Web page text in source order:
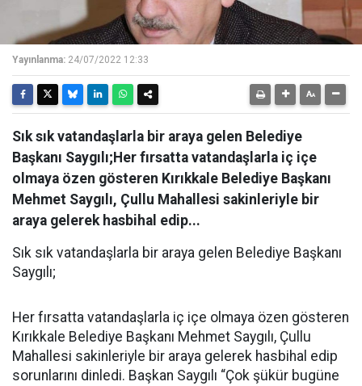
Yayınlanma: 24/07/2022 12:33
Sık sık vatandaşlarla bir araya gelen Belediye
Başkanı Saygılı;Her fırsatta vatandaşlarla iç içe
olmaya özen gösteren Kırıkkale Belediye Başkanı
Mehmet Saygılı, Çullu Mahallesi sakinleriyle bir
araya gelerek hasbihal edip...
Sık sık vatandaşlarla bir araya gelen Belediye Başkanı
Saygılı;
Her fırsatta vatandaşlarla iç içe olmaya özen gösteren
Kırıkkale Belediye Başkanı Mehmet Saygılı, Çullu
Mahallesi sakinleriyle bir araya gelerek hasbihal edip
sorunlarını dinledi. Başkan Saygılı “Çok şükür bugüne